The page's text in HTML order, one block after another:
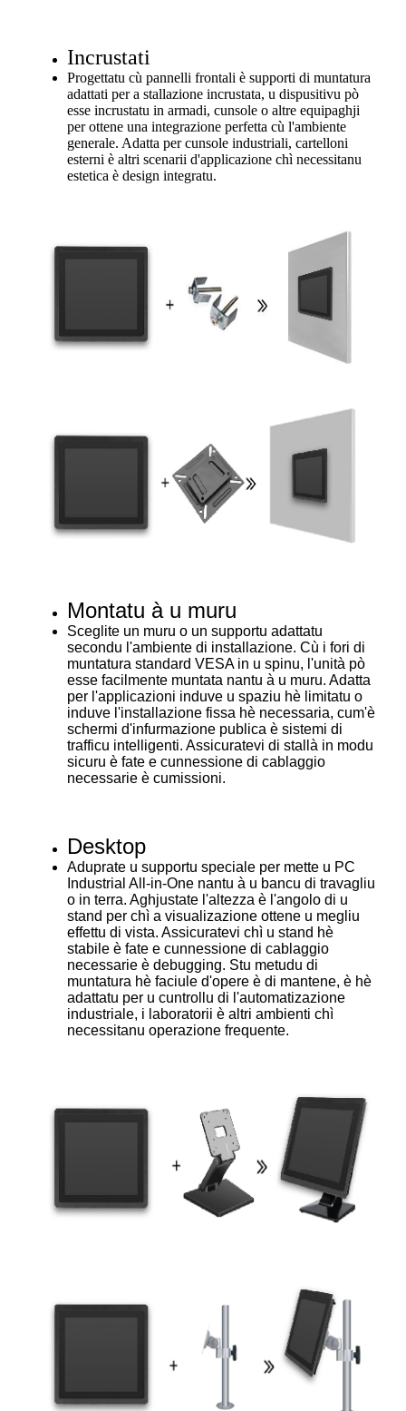
Incrustati
Progettatu cù pannelli frontali è supporti di muntatura
adattati per a stallazione incrustata, u dispusitivu pò
esse incrustatu in armadi, cunsole o altre equipaghji
per ottene una integrazione perfetta cù l'ambiente
generale. Adatta per cunsole industriali, cartelloni
esterni è altri scenarii d'applicazione chì necessitanu
estetica è design integratu.
Montatu à u muru
Sceglite un muru o un supportu adattatu
secondu l'ambiente di installazione. Cù i fori di
muntatura standard VESA in u spinu, l'unità pò
esse facilmente muntata nantu à u muru. Adatta
per l'applicazioni induve u spaziu hè limitatu o
induve l'installazione fissa hè necessaria, cum'è
schermi d'infurmazione publica è sistemi di
trafficu intelligenti. Assicuratevi di stallà in modu
sicuru è fate e cunnessione di cablaggio
necessarie è cumissioni.
Desktop
Aduprate u supportu speciale per mette u PC
Industrial All-in-One nantu à u bancu di travagliu
o in terra. Aghjustate l'altezza è l'angolo di u
stand per chì a visualizazione ottene u megliu
effettu di vista. Assicuratevi chì u stand hè
stabile è fate e cunnessione di cablaggio
necessarie è debugging. Stu metudu di
muntatura hè faciule d'opere è di mantene, è hè
adattatu per u cuntrollu di l'automatizazione
industriale, i laboratorii è altri ambienti chì
necessitanu operazione frequente.